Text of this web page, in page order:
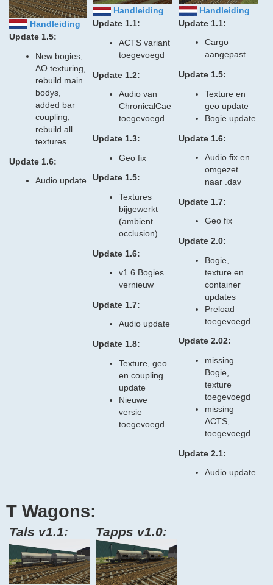
Handleiding
Update 1.5:
New bogies,
AO texturing,
rebuild main
bodys,
added bar
coupling,
rebuild all
textures
Update 1.6:
Audio update
Handleiding
Update 1.1:
ACTS variant
toegevoegd
Update 1.2:
Audio van
ChronicalCae
toegevoegd
Update 1.3:
Geo fix
Update 1.5:
Textures
bijgewerkt
(ambient
occlusion)
Update 1.6:
v1.6 Bogies
vernieuw
Update 1.7:
Audio update
Update 1.8:
Texture, geo
en coupling
update
Nieuwe
versie
toegevoegd
Handleiding
Update 1.1:
Cargo
aangepast
Update 1.5:
Texture en
geo update
Bogie update
Update 1.6:
Audio fix en
omgezet
naar .dav
Update 1.7:
Geo fix
Update 2.0:
Bogie,
texture en
container
updates
Preload
toegevoegd
Update 2.02:
missing
Bogie,
texture
toegevoegd
missing
ACTS,
toegevoegd
Update 2.1:
Audio update
T Wagons:
Tals v1.1: Tapps v1.0: